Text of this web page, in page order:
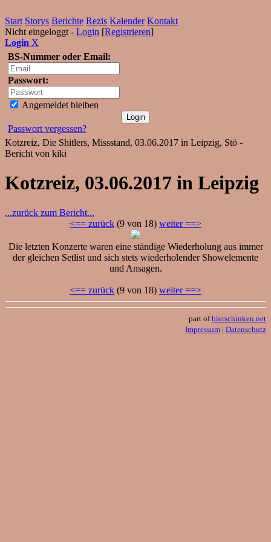
Start Storys Berichte Rezis Kalender Kontakt
Nicht eingeloggt - Login [Registrieren]
Login X
BS-Nummer oder Email:
Passwort:
Angemeldet bleiben
Passwort vergessen?
Kotzreiz, Die Shitlers, Missstand, 03.06.2017 in Leipzig, Stö -
Bericht von kiki
Kotzreiz, 03.06.2017 in Leipzig
...zurück zum Bericht...
<== zurück (9 von 18) weiter ==>
Die letzten Konzerte waren eine ständige Wiederholung aus immer
der gleichen Setlist und sich stets wiederholender Showelemente
und Ansagen.
<== zurück (9 von 18) weiter ==>
part ofbierschinken.net
Impressum | Datenschutz